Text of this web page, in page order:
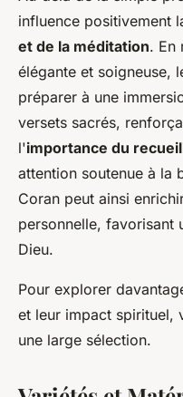
influence positivement
et de la méditation. En
élégante et soigneuse,
préparer à une
versets sacrés,
l'importance du
attention soutenue à la
Coran peut ainsi
personnelle, favorisant
Dieu.
Pour explorer
et leur impact spirituel,
une large sélection.